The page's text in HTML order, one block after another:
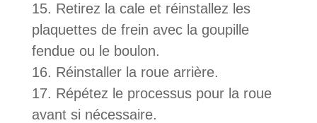
Retirez la cale et réinstallez les
plaquettes de frein avec la goupille
fendue ou le boulon.
Réinstaller la roue arrière.
Répétez le processus pour la roue
avant si nécessaire.